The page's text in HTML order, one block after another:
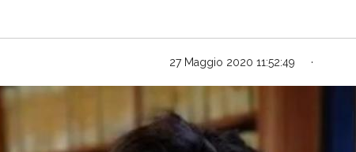
27 Maggio 2020 11:52:49